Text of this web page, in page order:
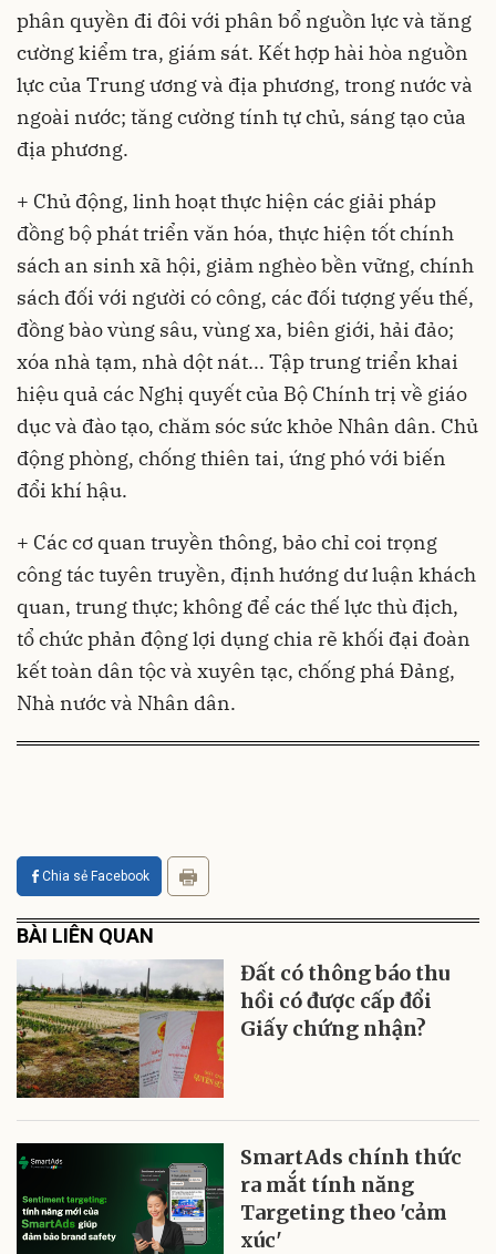
phân quyền đi đôi với phân bổ nguồn lực và tăng
cường kiểm tra, giám sát. Kết hợp hài hòa nguồn
lực của Trung ương và địa phương, trong nước và
ngoài nước; tăng cường tính tự chủ, sáng tạo của
địa phương.
+ Chủ động, linh hoạt thực hiện các giải pháp
đồng bộ phát triển văn hóa, thực hiện tốt chính
sách an sinh xã hội, giảm nghèo bền vững, chính
sách đối với người có công, các đối tượng yếu thế,
đồng bào vùng sâu, vùng xa, biên giới, hải đảo;
xóa nhà tạm, nhà dột nát... Tập trung triển khai
hiệu quả các Nghị quyết của Bộ Chính trị về giáo
dục và đào tạo, chăm sóc sức khỏe Nhân dân. Chủ
động phòng, chống thiên tai, ứng phó với biến
đổi khí hậu.
+ Các cơ quan truyền thông, bảo chỉ coi trọng
công tác tuyên truyền, định hướng dư luận khách
quan, trung thực; không để các thế lực thù địch,
tổ chức phản động lợi dụng chia rẽ khối đại đoàn
kết toàn dân tộc và xuyên tạc, chống phá Đảng,
Nhà nước và Nhân dân.
Chia sẻ Facebook
BÀI LIÊN QUAN
Đất có thông báo thu
hồi có được cấp đổi
Giấy chứng nhận?
SmartAds chính thức
ra mắt tính năng
Targeting theo 'cảm
xúc'